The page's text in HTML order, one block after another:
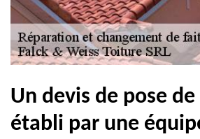
Un devis de pose
établi par une